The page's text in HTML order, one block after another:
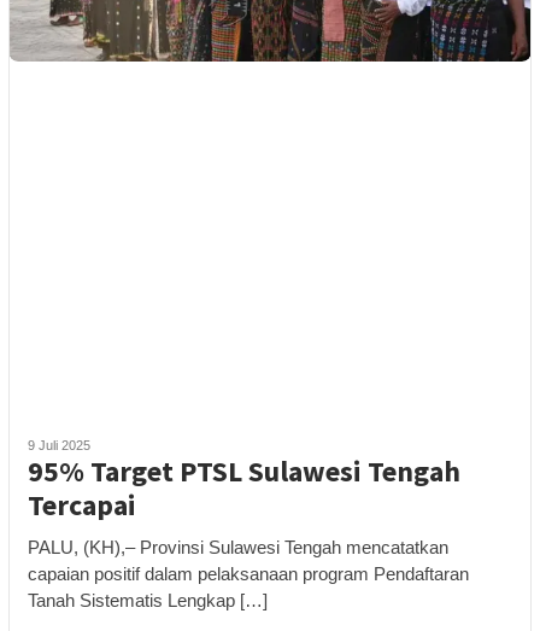
9 Juli 2025
95% Target PTSL Sulawesi Tengah
Tercapai
PALU, (KH),– Provinsi Sulawesi Tengah mencatatkan
capaian positif dalam pelaksanaan program Pendaftaran
Tanah Sistematis Lengkap […]